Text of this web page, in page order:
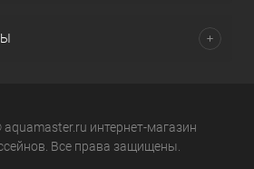
интернет-магазин
Все права защищены.